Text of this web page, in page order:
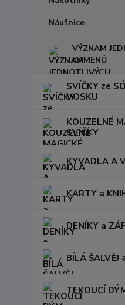
Náušnice
VÝZNAM
KAMENŮ
SVÍČKY ze
VOSKU
KOUZELNÉ
SVÍČKY
KYVADLA A
KARTY a
DENÍKY a
BÍLÁ ŠALVĚJ
TEKOUCÍ